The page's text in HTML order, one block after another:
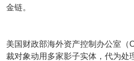
金链。
美国财政部海外资产控制办公室（
裁对象动用多家影子实体，代为处